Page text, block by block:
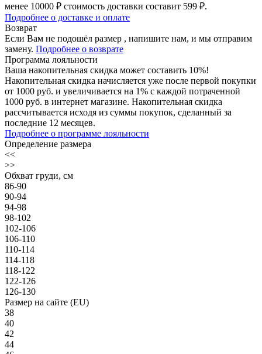
менее 10000 ₽ стоимость доставки составит 599 ₽.
Подробнее о доставке и оплате
Возврат
Если Вам не подошёл размер , напишите нам, и мы отправим
замену. Подробнее о возврате
Программа лояльности
Ваша накопительная скидка может составить 10%!
Накопительная скидка начисляется уже после первой покупки
от 1000 руб. и увеличивается на 1% с каждой потраченной
1000 руб. в интернет магазине. Накопительная скидка
рассчитывается исходя из суммы покупок, сделанный за
последние 12 месяцев.
Подробнее о программе лояльности
Определение размера
<<
>>
Обхват груди, см
86-90
90-94
94-98
98-102
102-106
106-110
110-114
114-118
118-122
122-126
126-130
Размер на сайте (EU)
38
40
42
44